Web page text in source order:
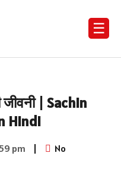
☰
| Sachin
Hindi
pm |
No